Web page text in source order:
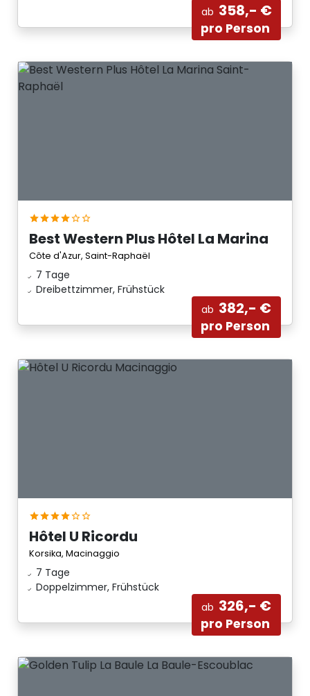
ab 358,- €
pro Person
Best Western Plus Hôtel La Marina
Côte d'Azur, Saint-Raphaël
7 Tage
Dreibettzimmer, Frühstück
ab 382,- €
pro Person
Hôtel U Ricordu
Korsika, Macinaggio
7 Tage
Doppelzimmer, Frühstück
ab 326,- €
pro Person